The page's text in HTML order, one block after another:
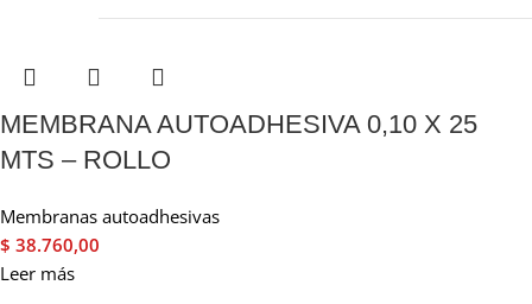
MEMBRANA AUTOADHESIVA 0,10 X 25
MTS – ROLLO
Membranas autoadhesivas
$ 38.760,00
Leer más